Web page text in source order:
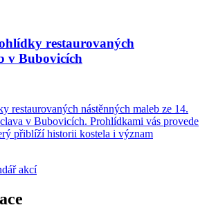
restaurovaných
v Bubovicích
restaurovaných nástěnných maleb ze 14.
v Bubovicích. Prohlídkami vás provede
přiblíží historii kostela i význam
akcí